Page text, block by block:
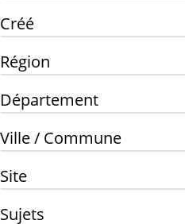
Créé
Région
Département
Ville / Commune
Site
Sujets